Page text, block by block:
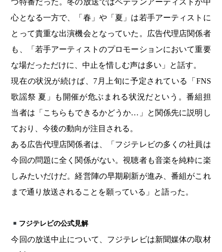
つ特番だった。冬の放送ではベテランアーティストが中
心となる一方で、「春」や「夏」は若手アーティストに
とって貴重な出演機会となっていた。広告代理店関係者
も、「若手アーティストのプロモーションにおいて重要
な場だっただけに、中止を惜しむ声は多い」と話す。
現在の状況が続けば、7月上旬に予定されている「FNS
歌謡祭 夏」も開催が危ぶまれる状況だという。番組担
当者は「こちらもできるかどうか…」と関係先に説明し
ており、今後の動向が注目される。
ある広告代理店関係者は、「フジテレビの多くの社員は
今回の問題に全く関係がない。視聴者も音楽を純粋に楽
しみたいだけだ。経営陣の早期刷新が進み、番組がこれ
まで通り放送されることを願っている」と語った。
フジテレビの公式見解
今回の放送中止について、フジテレビは新聞媒体の取材